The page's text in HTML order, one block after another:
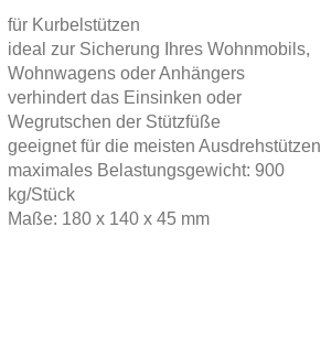
für Kurbelstützen
ideal zur Sicherung Ihres Wohnmobils,
Wohnwagens oder Anhängers
verhindert das Einsinken oder
Wegrutschen der Stützfüße
geeignet für die meisten Ausdrehstützen
maximales Belastungsgewicht: 900
kg/Stück
Maße: 180 x 140 x 45 mm